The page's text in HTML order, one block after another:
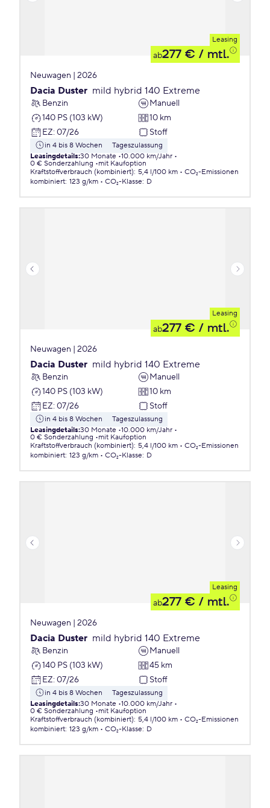
Leasing
ab277 € / mtl.
Neuwagen | 2026
Dacia Duster mild hybrid 140 Extreme
Benzin
Manuell
140 PS (103 kW)
10 km
EZ: 07/26 Stoff
in 4 bis 8 Wochen
Tageszulassung
Leasingdetails:30 Monate 10.000 km/Jahr
0 € Sonderzahlung
mit Kaufoption
Kraftstoffverbrauch (kombiniert): 5,4 l/100 km
CO₂-Emissionen
kombiniert: 123 g/km CO₂-Klasse: D
Leasing
ab277 € / mtl.
Neuwagen | 2026
Dacia Duster mild hybrid 140 Extreme
Benzin
Manuell
140 PS (103 kW)
10 km
EZ: 07/26 Stoff
in 4 bis 8 Wochen
Tageszulassung
Leasingdetails:30 Monate 10.000 km/Jahr
0 € Sonderzahlung
mit Kaufoption
Kraftstoffverbrauch (kombiniert): 5,4 l/100 km
CO₂-Emissionen
kombiniert: 123 g/km CO₂-Klasse: D
Leasing
ab277 € / mtl.
Neuwagen | 2026
Dacia Duster mild hybrid 140 Extreme
Benzin
Manuell
140 PS (103 kW)
45 km
EZ: 07/26 Stoff
in 4 bis 8 Wochen
Tageszulassung
Leasingdetails:30 Monate 10.000 km/Jahr
0 € Sonderzahlung
mit Kaufoption
Kraftstoffverbrauch (kombiniert): 5,4 l/100 km
CO₂-Emissionen
kombiniert: 123 g/km CO₂-Klasse: D